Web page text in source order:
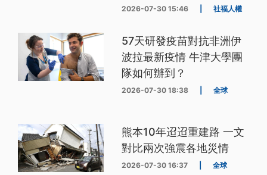
2026-07-30 15:46 社福人權
57天研發疫苗對抗非洲伊
波拉最新疫情 牛津大學團
隊如何辦到？
2026-07-30 18:38 全球
熊本10年迢迢重建路 一文
對比兩次強震各地災情
2026-07-30 16:37 全球